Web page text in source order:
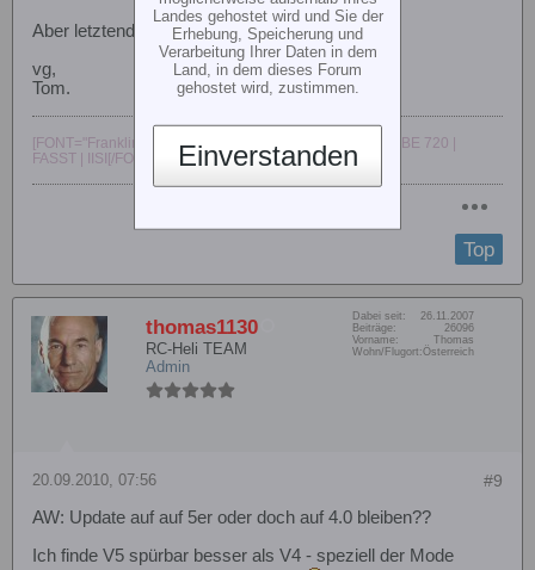
Aber letztendlich -> ausprobieren
vg,
Tom.
[FONT="Franklin Gothic Medium"]Diabolo 600 & Diabolo BE 720 |
FASST | IISI[/FONT]
Top
thomas1130
RC-Heli TEAM
Admin
Dabei seit:
26.11.2007
Beiträge:
26096
Vorname:
Thomas
Wohn/Flugort:Österreich
#9
20.09.2010, 07:56
AW: Update auf auf 5er oder doch auf 4.0 bleiben??
Ich finde V5 spürbar besser als V4 - speziell der Mode
Landes gehostet wird und Sie der
Erhebung, Speicherung und
Verarbeitung Ihrer Daten in dem
Land, in dem dieses Forum
gehostet wird, zustimmen.
Einverstanden